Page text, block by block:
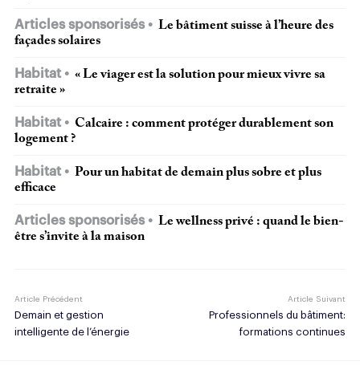
Articles sponsorisés
Le bâtiment suisse à l’heure des
façades solaires
Habitat
« Le viager est la solution pour mieux vivre sa
retraite »
Habitat
Calcaire : comment protéger durablement son
logement ?
Habitat
Pour un habitat de demain plus sobre et plus
efficace
Articles sponsorisés
Le wellness privé : quand le bien-
être s’invite à la maison
Article Précédent
Demain et gestion
intelligente de l’énergie
Article Suivant
Professionnels du bâtiment:
formations continues